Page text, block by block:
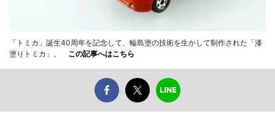
「トミカ」誕生40周年を記念して、輪島塗の技術を生かして制作された「漆
塗りトミカ」。 この記事へはこちら